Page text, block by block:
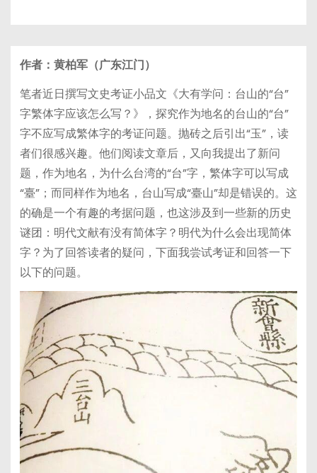
作者：黄柏军（广东江门）
笔者近日撰写文史考证小品文《大有学问：台山的“台”
字繁体字应该怎么写？》，探究作为地名的台山的“台”
字不应写成繁体字的考证问题。抛砖之后引出“玉”，读
者们很感兴趣。他们阅读文章后，又向我提出了新问
题，作为地名，为什么台湾的“台”字，繁体字可以写成
“臺”；而同样作为地名，台山写成“臺山”却是错误的。这
的确是一个有趣的考据问题，也这涉及到一些新的历史
谜团：明代文献有没有简体字？明代为什么会出现简体
字？为了回答读者的疑问，下面我尝试考证和回答一下
以下的问题。